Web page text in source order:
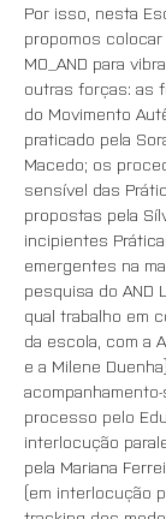
Por isso, nesta
propomos
MO_AND para
outras forças: as
do Movimento
praticado pela
Macedo; os
sensível das
propostas pela
incipientes
emergentes na
pesquisa do AND
qual trabalho em
da escola, com a
e a Milene
processo pelo
interlocução
pela Mariana
(em interlocução